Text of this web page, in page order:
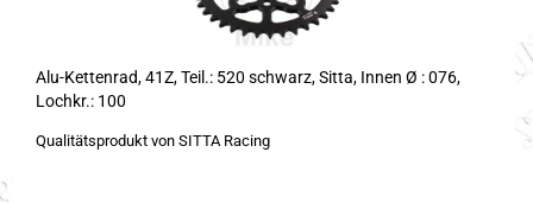
Alu-Kettenrad, 41Z, Teil.: 520 schwarz, Sitta, Innen Ø : 076,
Lochkr.: 100
Qualitätsprodukt von SITTA Racing